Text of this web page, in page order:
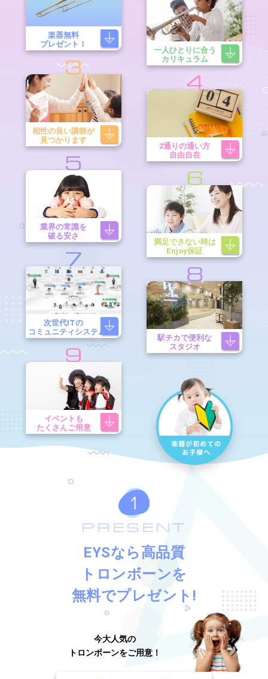
楽器無料
プレゼント！
一人ひとりに合う
カリキュラム
3
相性の良い講師が
見つかります
4
2通りの通い方
自由自在
5
業界の常識を
破る安さ
6
満足できない時は
Enjoy保証
7
次世代ITの
コミュニティシステム
8
駅チカで便利な
スタジオ
9
イベントも
たくさんご用意
PRESENT
EYSなら高品質
トロンボーンを
無料でプレゼント!
今大人気の
トロンボーンをご用意！